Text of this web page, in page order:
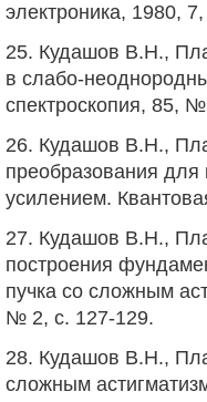
электроника, 1980,
25. Кудашов В.Н.,
в слабо-
спектроскопия, 85,
26. Кудашов В.Н.,
преобразования для
усилением.
27. Кудашов В.Н.,
построения
пучка со сложным
№ 2, с. 127-129.
28. Кудашов В.Н.,
сложным